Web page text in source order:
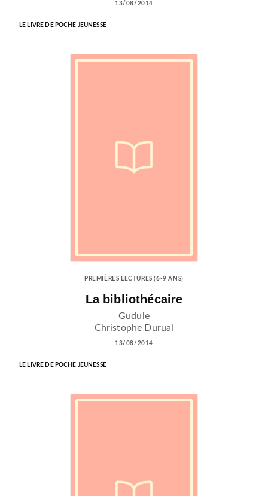
13/08/2014
LE LIVRE DE POCHE JEUNESSE
PREMIÈRES LECTURES (6-9 ANS)
La bibliothécaire
Gudule
Christophe Durual
13/08/2014
LE LIVRE DE POCHE JEUNESSE